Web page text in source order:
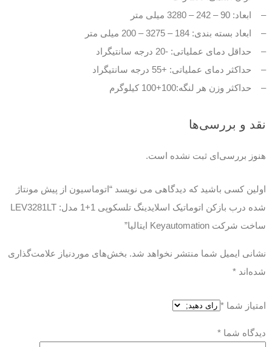
– ابعاد: 90 – 242 – 3280 میلی متر
– ابعاد بسته بندی: 184 – 3275 – 200 میلی متر
– حداقل دمای عملیاتی: -20 درجه سانتیگراد
– حداکثر دمای عملیاتی: +55 درجه سانتیگراد
– حداکثر وزن هر لنگه:100+100 کیلوگرم
نقد و بررسی‌ها
هنوز بررسی‌ای ثبت نشده است.
اولین کسی باشید که دیدگاهی می نویسد “اتوماسیون از پیش مونتاژ
شده درب بازکن اتوماتیک اسلایدینگ تلسکوپی 1+1 مدل: LEV3281LT
ساخت شرکت Keyautomation ایتالیا”
نشانی ایمیل شما منتشر نخواهد شد. بخش‌های موردنیاز علامت‌گذاری
شده‌اند *
امتیاز شما *
دیدگاه شما *